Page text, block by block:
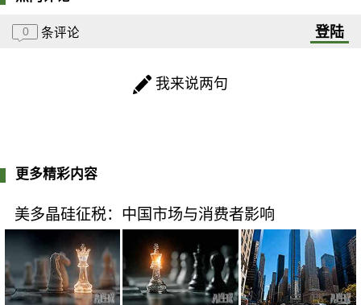
0 条评论 登陆
我来说两句
更多精彩内容
美多晶硅征税：中国市场与消费者影响